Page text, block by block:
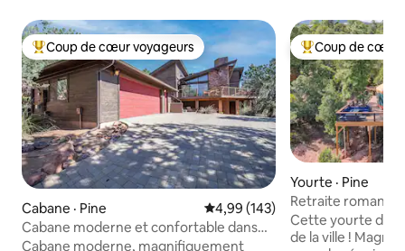
Coup de cœur voyageurs parmi les plus aimés
Coup de cœur voyageurs
Cabane · Pine Note moyenne de 4,99 sur 5,
4,99 (143)
Cabane moderne et confortable dans
les bois
Cabane moderne, magnifiquement
Coup de cœur
Coup de cœur
Yourte · Pine
Retraite
le ciel !
Cette yourte de
de la ville !